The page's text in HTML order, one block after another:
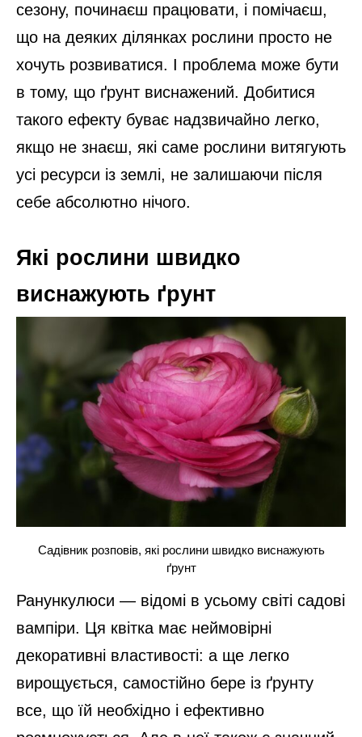
сезону, починаєш працювати, і помічаєш,
що на деяких ділянках рослини просто не
хочуть розвиватися. І проблема може бути
в тому, що ґрунт виснажений. Добитися
такого ефекту буває надзвичайно легко,
якщо не знаєш, які саме рослини витягують
усі ресурси із землі, не залишаючи після
себе абсолютно нічого.
Які рослини швидко
виснажують ґрунт
Садівник розповів, які рослини швидко виснажують
ґрунт
Ранункулюси — відомі в усьому світі садові
вампіри. Ця квітка має неймовірні
декоративні властивості: а ще легко
вирощується, самостійно бере із ґрунту
все, що їй необхідно і ефективно